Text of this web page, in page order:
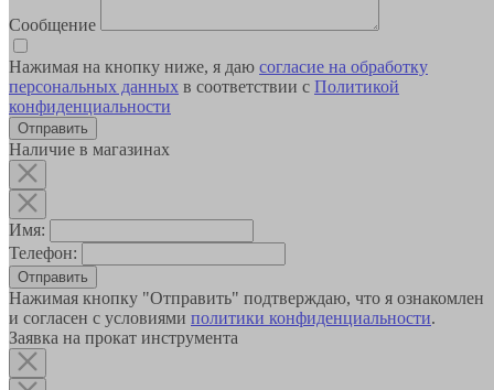
Сообщение
Нажимая на кнопку ниже, я даю согласие на обработку
персональных данных в соответствии с Политикой
конфиденциальности
Наличие в магазинах
Имя:
Телефон:
Отправить
Нажимая кнопку "Отправить" подтверждаю, что я ознакомлен
и согласен с условиями политики конфиденциальности.
Заявка на прокат инструмента